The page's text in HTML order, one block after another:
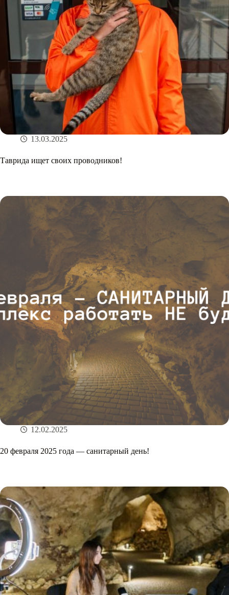
13.03.2025
Таврида ищет своих проводников!
12.02.2025
20 февраля 2025 года — санитарный день!